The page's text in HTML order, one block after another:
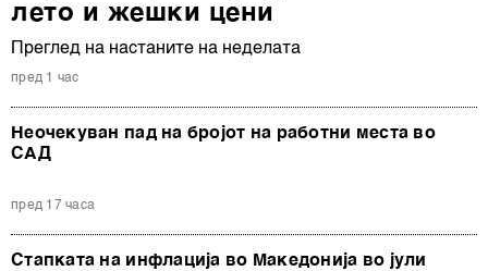
лето и жешки цени
Преглед на настаните на неделата
пред 1 час
Неочекуван пад на бројот на работни места во
САД
пред 17 часа
Стапката на инфлација во Македонија во јули